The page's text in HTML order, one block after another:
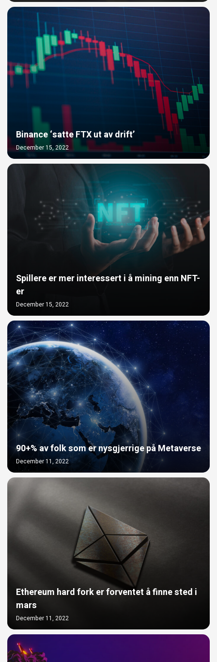
Binance ‘satte FTX ut av drift’
December 15, 2022
Spillere er mer interessert i å mining enn NFT-
er
December 15, 2022
90+% av folk som er nysgjerrige på Metaverse
December 11, 2022
Ethereum hard fork er forventet å finne sted i
mars
December 11, 2022